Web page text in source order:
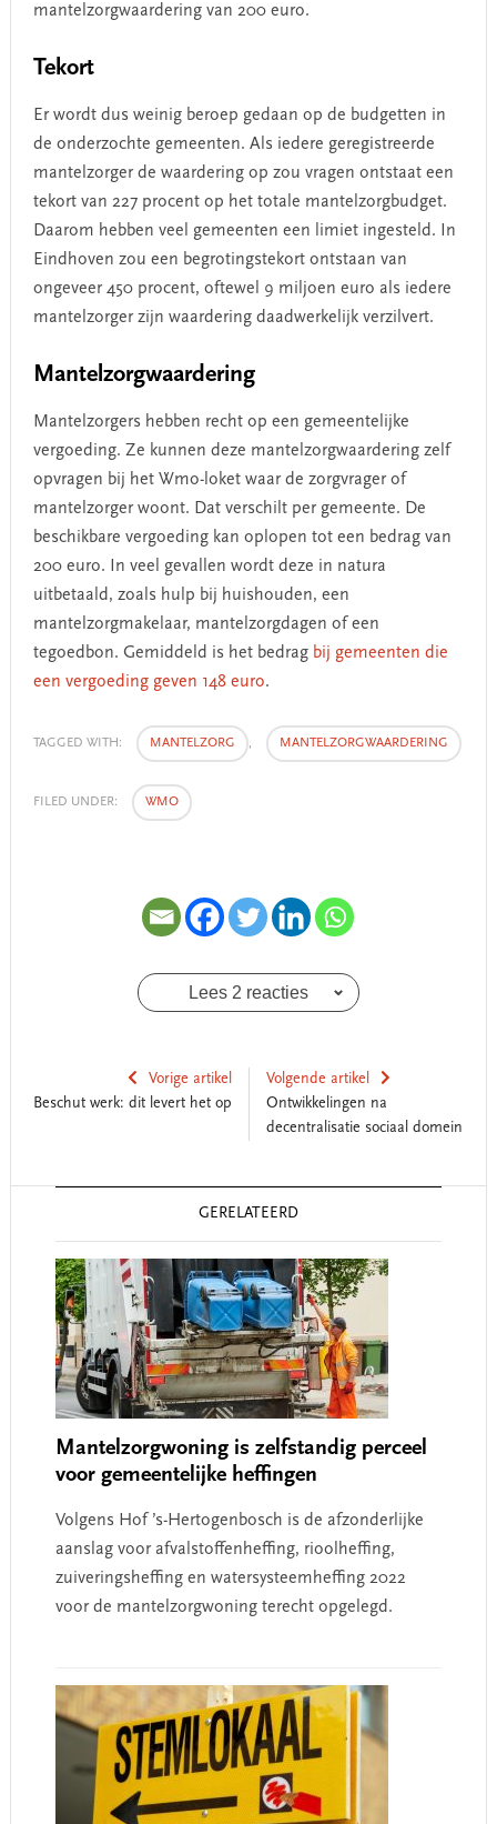
mantelzorgwaardering van 200 euro.
Tekort
Er wordt dus weinig beroep gedaan op de budgetten in
de onderzochte gemeenten. Als iedere geregistreerde
mantelzorger de waardering op zou vragen ontstaat een
tekort van 227 procent op het totale mantelzorgbudget.
Daarom hebben veel gemeenten een limiet ingesteld. In
Eindhoven zou een begrotingstekort ontstaan van
ongeveer 450 procent, oftewel 9 miljoen euro als iedere
mantelzorger zijn waardering daadwerkelijk verzilvert.
Mantelzorgwaardering
Mantelzorgers hebben recht op een gemeentelijke
vergoeding. Ze kunnen deze mantelzorgwaardering zelf
opvragen bij het Wmo-loket waar de zorgvrager of
mantelzorger woont. Dat verschilt per gemeente. De
beschikbare vergoeding kan oplopen tot een bedrag van
200 euro. In veel gevallen wordt deze in natura
uitbetaald, zoals hulp bij huishouden, een
mantelzorgmakelaar, mantelzorgdagen of een
tegoedbon. Gemiddeld is het bedrag bij gemeenten die
een vergoeding geven 148 euro.
TAGGED WITH: MANTELZORG , MANTELZORGWAARDERING
FILED UNDER: WMO
Lees 2 reacties
Vorige artikel
Beschut werk: dit levert het op
Volgende artikel
Ontwikkelingen na
decentralisatie sociaal domein
GERELATEERD
Mantelzorgwoning is zelfstandig perceel
voor gemeentelijke heffingen
Volgens Hof ’s-Hertogenbosch is de afzonderlijke
aanslag voor afvalstoffenheffing, rioolheffing,
zuiveringsheffing en watersysteemheffing 2022
voor de mantelzorgwoning terecht opgelegd.